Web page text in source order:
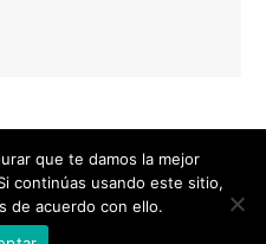
Graphics
|COOKIES |
que te damos la mejor
continúas usando este sitio,
de acuerdo con ello.